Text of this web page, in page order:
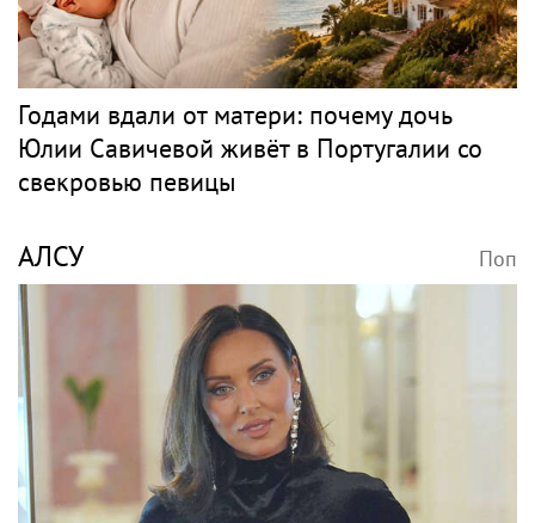
Годами вдали от матери: почему дочь
Юлии Савичевой живёт в Португалии со
свекровью певицы
АЛСУ Поп